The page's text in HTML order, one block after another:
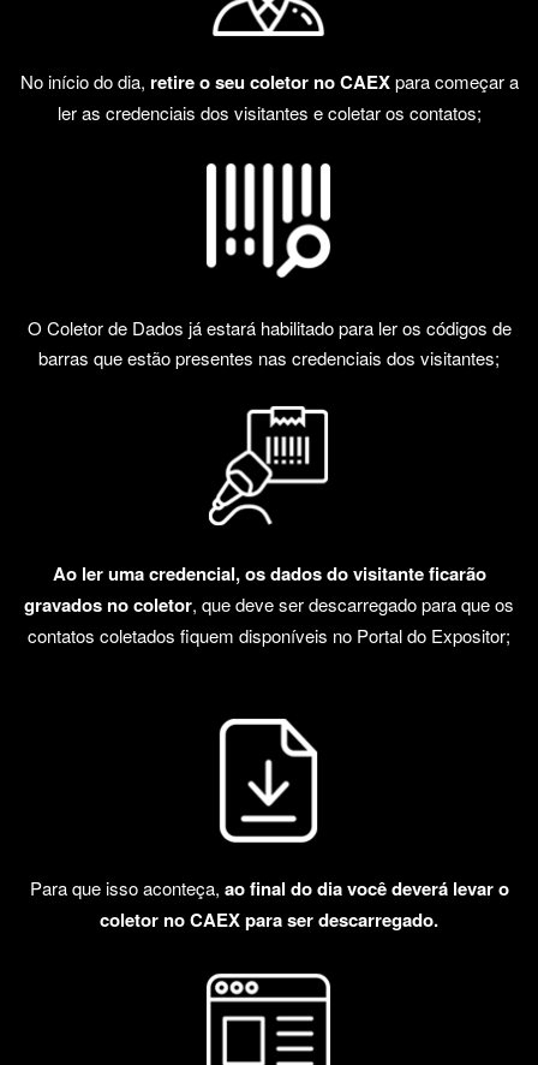
No início do dia, retire o seu coletor no CAEXpara começar a
ler as credenciais dos visitantes e coletar os contatos;
O Coletor de Dados já estará habilitado para ler os códigos de
barras que estão presentes nas credenciais dos visitantes;
Ao ler uma credencial, os dados do visitante ficarão
gravados no coletor, que deve ser descarregado para que os
contatos coletados fiquem disponíveis no Portal do Expositor;
Para que isso aconteça, ao final do dia você deverá levar o
coletor no CAEX para ser descarregado.